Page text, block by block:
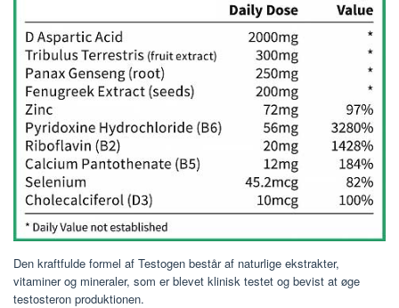
Den kraftfulde formel af Testogen består af naturlige ekstrakter,
vitaminer og mineraler, som er blevet klinisk testet og bevist at øge
testosteron produktionen.